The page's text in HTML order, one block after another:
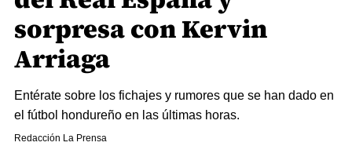
sorpresa con Kervin
Arriaga
Entérate sobre los fichajes y rumores que se han dado en
el fútbol hondureño en las últimas horas.
Redacción La Prensa